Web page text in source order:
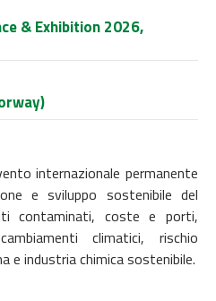
& Exhibition 2026,
internazionale permanente
e sviluppo sostenibile del
contaminati, coste e porti,
climatici, rischio
e industria chimica sostenibile.